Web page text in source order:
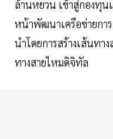
ล้านหยวน เข้าสู่กองทุน
หน้าพัฒนาเครือข่ายกา
นำโดยการสร้างเส้นทา
ทางสายไหมดิจิทัล